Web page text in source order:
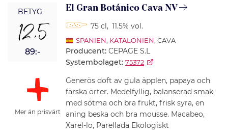
BETYG
12,5
89:-
Mer än prisvärt
El Gran Botánico Cava NV
75 cl, 11.5% vol.
SPANIEN KATALONIEN , CAVA
Producent: CEPAGE S.L
Systembolaget: 75372
Generös doft av gula äpplen, papaya och
färska örter. Medelfyllig, balanserad smak
med sötma och bra frukt, frisk syra, en
aning beska och bra mousse. Macabeo,
Xarel-lo, Parellada Ekologiskt